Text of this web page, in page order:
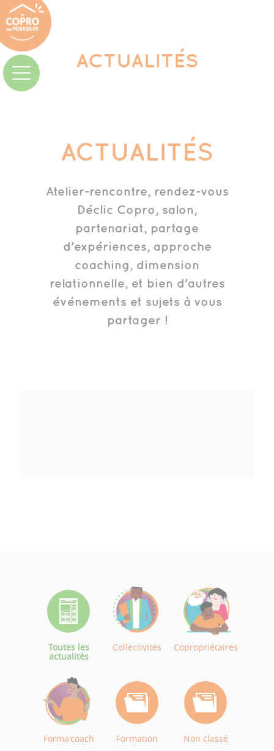
ACTUALITÉS
ACTUALITÉS
Atelier-rencontre, rendez-vous
Déclic Copro, salon,
partenariat, partage
d'expériences, approche
coaching, dimension
relationnelle, et bien d'autres
événements et sujets à vous
partager !
Toutes les
actualités
Collectivités Copropriétaires
Forma'coach Formation Non classé